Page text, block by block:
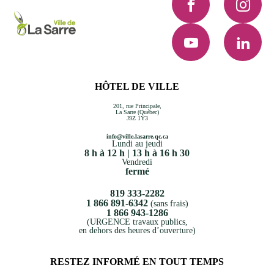
HÔTEL DE VILLE
201, rue Principale,
La Sarre (Québec)
J9Z 1Y3
info@ville.lasarre.qc.ca
Lundi au jeudi
8 h à 12 h | 13 h à 16 h 30
Vendredi
fermé
819 333-2282
1 866 891-6342(sans frais)
1 866 943-1286
(URGENCE travaux publics,
en dehors des heures d’ouverture)
RESTEZ INFORMÉ EN TOUT TEMPS
YouTube